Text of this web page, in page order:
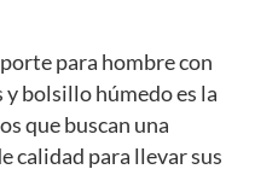
para hombre con
bolsillo húmedo es la
que buscan una
calidad para llevar sus